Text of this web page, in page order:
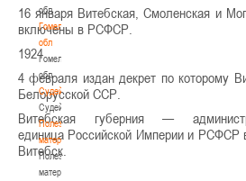
обл
Гомельская
обл
Гомельская
обл
Судейство
Судейство
Полезные
материалы
Полезные
материалы
16 января Витебская, Смоленская и
включены в РСФСР.
1924
4 февраля издан декрет по которому
Белорусской ССР.
Витебская губерния —
единица Российской Империи и РСФСР
Витебск.